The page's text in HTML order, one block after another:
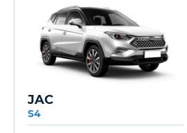
JAC
S4